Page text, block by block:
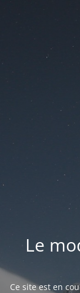
Le
Ce site est en